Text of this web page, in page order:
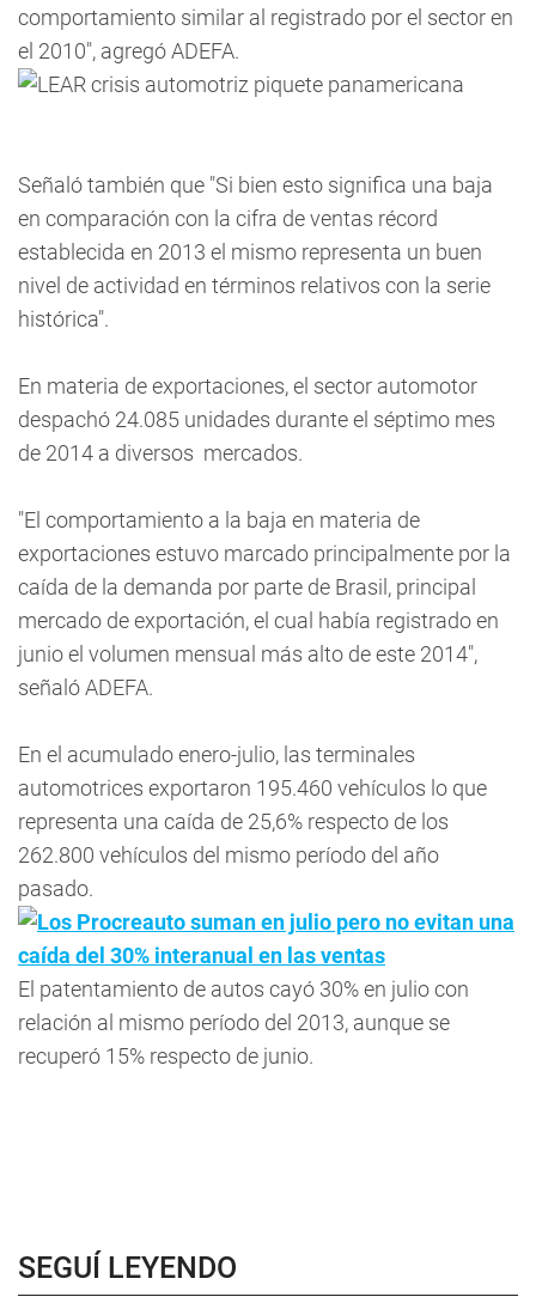
comportamiento similar al registrado por el sector en
el 2010", agregó ADEFA.
Señaló también que "Si bien esto significa una baja
en comparación con la cifra de ventas récord
establecida en 2013 el mismo representa un buen
nivel de actividad en términos relativos con la serie
histórica".
En materia de exportaciones, el sector automotor
despachó 24.085 unidades durante el séptimo mes
de 2014 a diversos mercados.
"El comportamiento a la baja en materia de
exportaciones estuvo marcado principalmente por la
caída de la demanda por parte de Brasil, principal
mercado de exportación, el cual había registrado en
junio el volumen mensual más alto de este 2014",
señaló ADEFA.
En el acumulado enero-julio, las terminales
automotrices exportaron 195.460 vehículos lo que
representa una caída de 25,6% respecto de los
262.800 vehículos del mismo período del año
pasado.
Los Procreauto suman en julio pero no evitan una
caída del 30% interanual en las ventas
El patentamiento de autos cayó 30% en julio con
relación al mismo período del 2013, aunque se
recuperó 15% respecto de junio.
SEGUÍ LEYENDO